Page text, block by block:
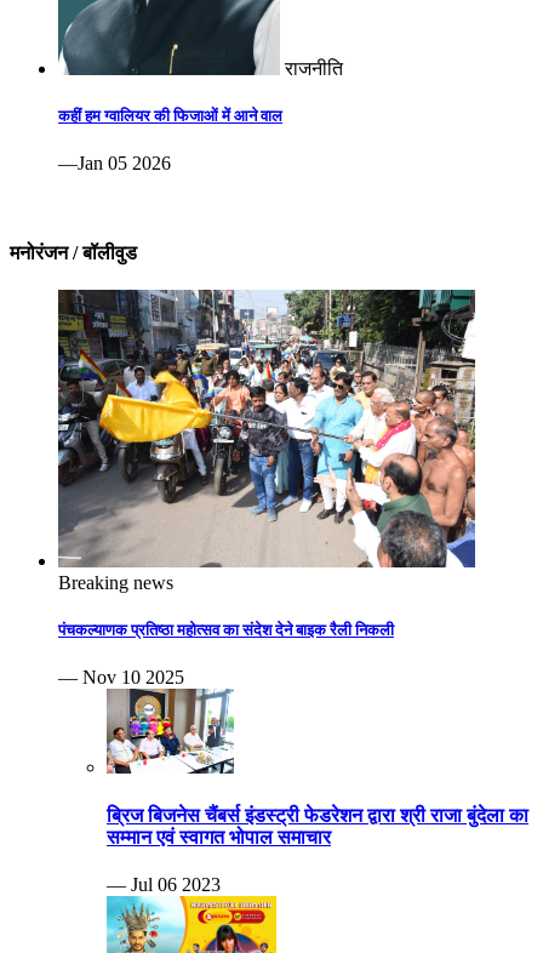
राजनीति
कहीं हम ग्वालियर की फिजाओं में आने वाल
—Jan 05 2026
मनोरंजन / बॉलीवुड
Breaking news
पंचकल्याणक प्रतिष्ठा महोत्सव का संदेश देने बाइक रैली निकली
— Nov 10 2025
ब्रिज बिजनेस चैंबर्स इंडस्ट्री फेडरेशन द्वारा श्री राजा बुंदेला का
सम्मान एवं स्वागत भोपाल समाचार
— Jul 06 2023